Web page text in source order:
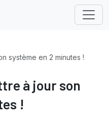
système en 2 minutes !
à jour son
!